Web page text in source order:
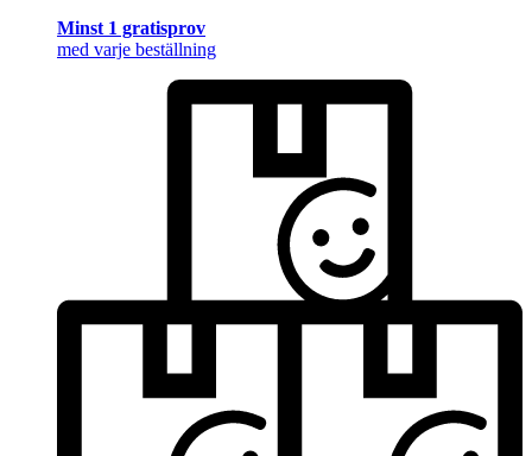
Minst 1 gratisprov
med varje beställning